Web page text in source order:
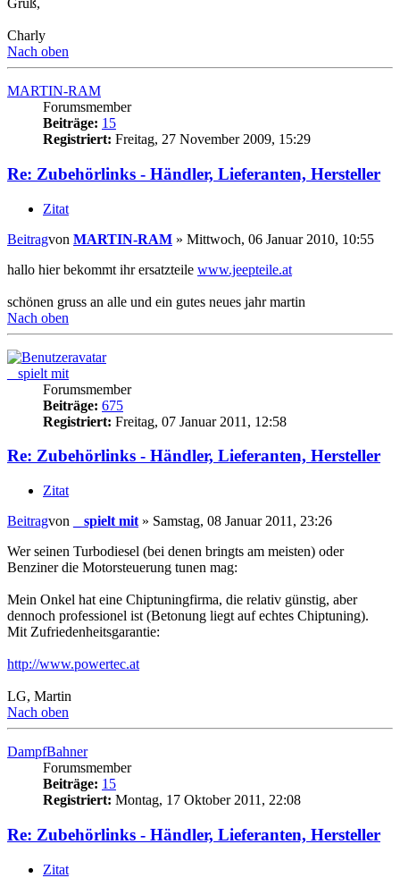
Gruß,
Charly
Nach oben
MARTIN-RAM
Forumsmember
Beiträge: 15
Registriert: Freitag, 27 November 2009, 15:29
Re: Zubehörlinks - Händler, Lieferanten, Hersteller
Zitat
Beitragvon MARTIN-RAM » Mittwoch, 06 Januar 2010, 10:55
hallo hier bekommt ihr ersatzteile www.jeepteile.at
schönen gruss an alle und ein gutes neues jahr martin
Nach oben
_ spielt mit
Forumsmember
Beiträge: 675
Registriert: Freitag, 07 Januar 2011, 12:58
Re: Zubehörlinks - Händler, Lieferanten, Hersteller
Zitat
Beitragvon _ spielt mit » Samstag, 08 Januar 2011, 23:26
Wer seinen Turbodiesel (bei denen bringts am meisten) oder
Benziner die Motorsteuerung tunen mag:
Mein Onkel hat eine Chiptuningfirma, die relativ günstig, aber
dennoch professionel ist (Betonung liegt auf echtes Chiptuning).
Mit Zufriedenheitsgarantie:
http://www.powertec.at
LG, Martin
Nach oben
DampfBahner
Forumsmember
Beiträge: 15
Registriert: Montag, 17 Oktober 2011, 22:08
Re: Zubehörlinks - Händler, Lieferanten, Hersteller
Zitat